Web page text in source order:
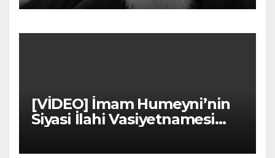
[VİDEO] İmam Humeyni’nin
Siyasi İlahi Vasiyetnamesi